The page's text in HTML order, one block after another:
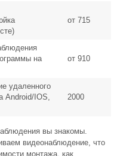
от 715
на
от 910
удаленного
Android/IOS,
2000
вы знакомы.
видеонаблюдение, что
монтажа, как